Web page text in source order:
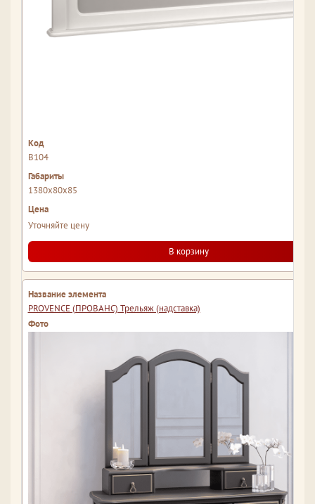
В104
1380x80x85
Уточняйте цену
В корзину
PROVENCE (ПРОВАНС) Трельяж (надставка)